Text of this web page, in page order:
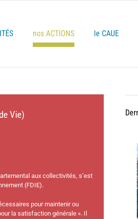
nos ACTIONS le CAUE
Vie)
aux collectivités, s’est
(FDIE).
pour maintenir ou
la satisfaction générale ». Il